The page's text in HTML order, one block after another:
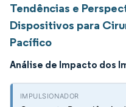
Tendências e
Dispositivos para
Pacífico
Análise de Impacto dos